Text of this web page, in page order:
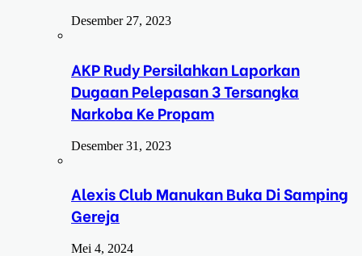
Desember 27, 2023
AKP Rudy Persilahkan Laporkan
Dugaan Pelepasan 3 Tersangka
Narkoba Ke Propam
Desember 31, 2023
Alexis Club Manukan Buka Di Samping
Gereja
Mei 4, 2024